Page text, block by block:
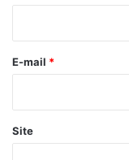
*
E-mail *
Site